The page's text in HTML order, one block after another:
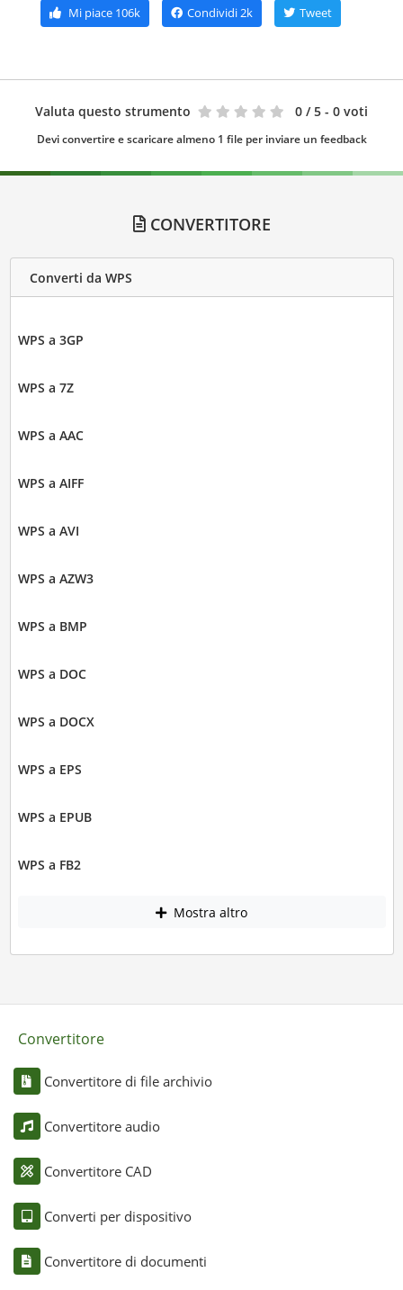
Mi piace 106k Condividi2k Tweet
Valuta questo strumento 0 / 5 - 0 voti
Devi convertire e scaricare almeno 1 file per inviare un feedback
CONVERTITORE
Converti da WPS
WPS a 3GP
WPS a 7Z
WPS a AAC
WPS a AIFF
WPS a AVI
WPS a AZW3
WPS a BMP
WPS a DOC
WPS a DOCX
WPS a EPS
WPS a EPUB
WPS a FB2
Mostra altro
Convertitore
Convertitore di file archivio
Convertitore audio
Convertitore CAD
Converti per dispositivo
Convertitore di documenti